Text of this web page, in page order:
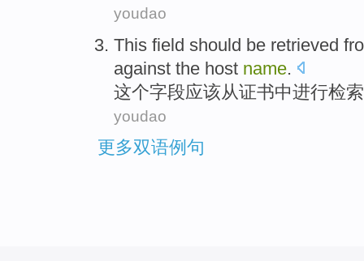
youdao
This field should be retrieved
against the host name.
这个字段应该从证书中进行检索
youdao
更多双语例句